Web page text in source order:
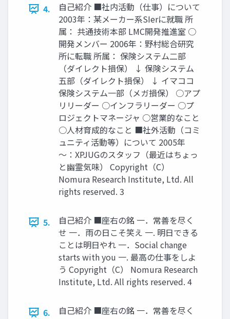
4.
自己紹介 ■社内活動（仕事）について
2003年：某メーカー系SIerに就職 所
属： 共通技術本部 LMC開発推進室 ○
開発メンバー 2006年：野村総合研究
所に転職 所属： 保険システム二部
（ダイレクト損保） ↓ 保険システム
五部（ダイレクト損保） ↓ イマココ
保険システム一部（メガ損保） ○アプ
リリーダー ○インフラリーダー ○プ
ロジェクトマネージャ ○営業的なこと
○人材育成的なこと ■社外活動（コミ
ュニティ活動等）について 2005年
～：XPJUGのスタッフ（最近はちょっ
と幽霊気味） Copyright（C）
Nomura Research Institute, Ltd. All
rights reserved. 3
5.
自己紹介 ■座右の銘 一．常善を尽く
せ 一．雨の日こそ笑え 一. 明日できる
ことは明日やれ 一．Social change
starts with you 一. 最高の仕事をしよ
う Copyright（C） Nomura Research
Institute, Ltd. All rights reserved. 4
6.
自己紹介 ■座右の銘 一．常善を尽く